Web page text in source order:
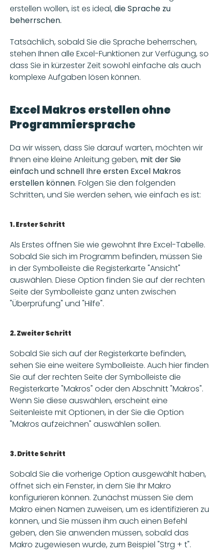
erstellen wollen, ist es ideal, die Sprache zu
beherrschen.
Tatsächlich, sobald Sie die Sprache beherrschen,
stehen Ihnen alle Excel-Funktionen zur Verfügung, so
dass Sie in kürzester Zeit sowohl einfache als auch
komplexe Aufgaben lösen können.
Excel Makros erstellen ohne
Programmiersprache
Da wir wissen, dass Sie darauf warten, möchten wir
Ihnen eine kleine Anleitung geben, mit der Sie
einfach und schnell Ihre ersten Excel Makros
erstellen können. Folgen Sie den folgenden
Schritten, und Sie werden sehen, wie einfach es ist:
1. Erster Schritt
Als Erstes öffnen Sie wie gewohnt Ihre Excel-Tabelle.
Sobald Sie sich im Programm befinden, müssen Sie
in der Symbolleiste die Registerkarte "Ansicht"
auswählen. Diese Option finden Sie auf der rechten
Seite der Symbolleiste ganz unten zwischen
"Überprüfung" und "Hilfe".
2. Zweiter Schritt
Sobald Sie sich auf der Registerkarte befinden,
sehen Sie eine weitere Symbolleiste. Auch hier finden
Sie auf der rechten Seite der Symbolleiste die
Registerkarte "Makros" oder den Abschnitt "Makros".
Wenn Sie diese auswählen, erscheint eine
Seitenleiste mit Optionen, in der Sie die Option
"Makros aufzeichnen" auswählen sollen.
3. Dritte Schritt
Sobald Sie die vorherige Option ausgewählt haben,
öffnet sich ein Fenster, in dem Sie Ihr Makro
konfigurieren können. Zunächst müssen Sie dem
Makro einen Namen zuweisen, um es identifizieren zu
können, und Sie müssen ihm auch einen Befehl
geben, den Sie anwenden müssen, sobald das
Makro zugewiesen wurde, zum Beispiel "Strg + t".